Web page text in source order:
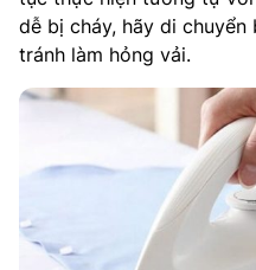
dễ bị cháy, hãy di chuyển
tránh làm hỏng vải.